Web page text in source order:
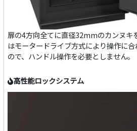
扉の4方向全てに直径32mmのカンヌキ
はモータードライブ方式により操作に
ので、ハンドル操作を必要としません。
高性能ロックシステム